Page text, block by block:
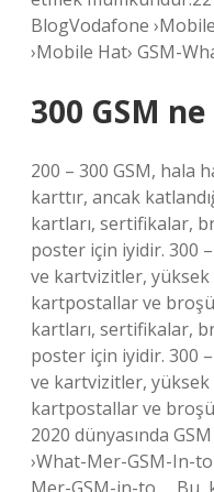
BlogVodafone
›Mobile Hat› GSM-
300 GSM
200 – 300 GSM, hala
karttır, ancak
kartları, sertifikalar,
poster için iyidir. 300
ve kartvizitler,
kartpostallar ve
kartları, sertifikalar,
poster için iyidir. 300
ve kartvizitler,
kartpostallar ve
2020 dünyasında
›What-Mer-GSM-In-